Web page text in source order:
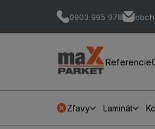
0903 995 978
Referencie
Zľavy Laminát